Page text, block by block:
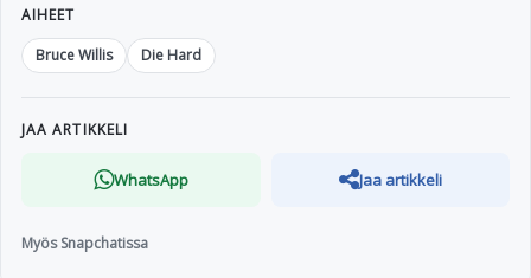
AIHEET
Bruce Willis
Die Hard
JAA ARTIKKELI
WhatsApp Jaa artikkeli
Myös Snapchatissa